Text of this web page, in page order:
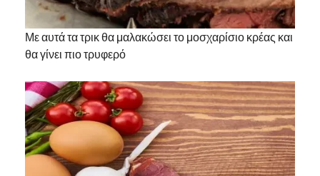
Με αυτά τα τρικ θα μαλακώσει το μοσχαρίσιο κρέας και
θα γίνει πιο τρυφερό